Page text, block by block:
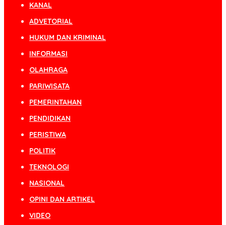
KANAL
ADVETORIAL
HUKUM DAN KRIMINAL
INFORMASI
OLAHRAGA
PARIWISATA
PEMERINTAHAN
PENDIDIKAN
PERISTIWA
POLITIK
TEKNOLOGI
NASIONAL
OPINI DAN ARTIKEL
VIDEO